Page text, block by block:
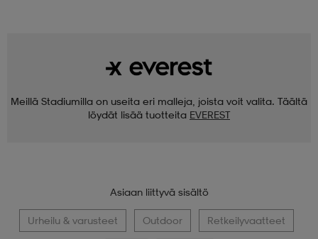
Meillä Stadiumilla on useita eri malleja, joista voit valita. Täältä
löydät lisää tuotteita EVEREST
Asiaan liittyvä sisältö
Urheilu & varusteet Outdoor Retkeilyvaatteet